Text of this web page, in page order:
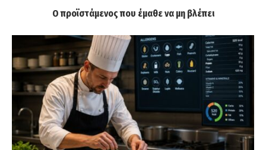
Ο προϊστάμενος που έμαθε να μη βλέπει